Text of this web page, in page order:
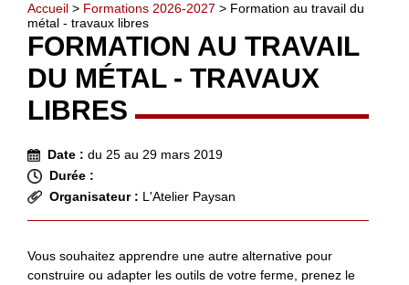
Accueil > Formations 2026-2027 > Formation au travail du
métal - travaux libres
FORMATION AU TRAVAIL
DU MÉTAL - TRAVAUX
LIBRES
Date : du 25 au 29 mars 2019
Durée :
Organisateur : L'Atelier Paysan
Vous souhaitez apprendre une autre alternative pour
construire ou adapter les outils de votre ferme, prenez le